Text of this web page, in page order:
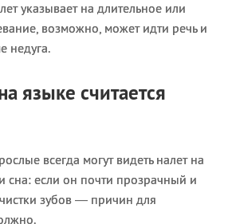
указывает на длительное или
возможно, может идти речь и
недуга.
языке считается
всегда могут видеть налет на
сна: если он почти прозрачный и
зубов — причин для